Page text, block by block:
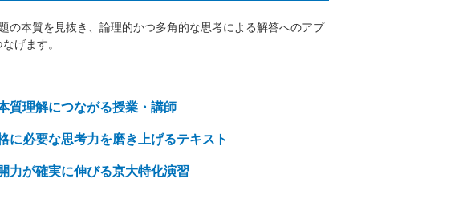
本質を見抜き、論理的かつ多角的な思考による解答へのアプ
げます。
質理解につながる授業・講師
に必要な思考力を磨き上げるテキスト
力が確実に伸びる京大特化演習